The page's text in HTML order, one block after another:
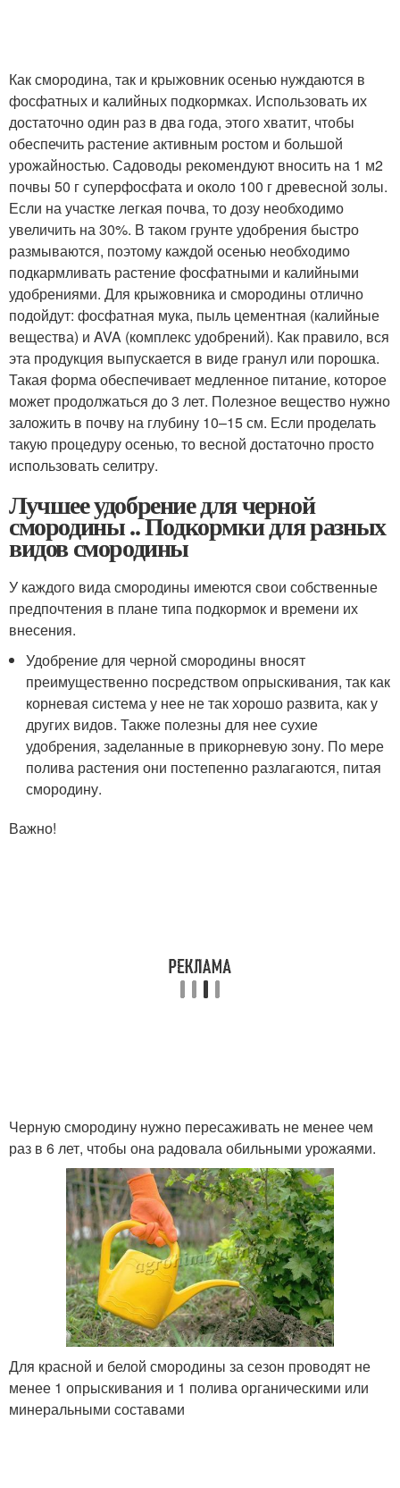
Как смородина, так и крыжовник осенью нуждаются в
фосфатных и калийных подкормках. Использовать их
достаточно один раз в два года, этого хватит, чтобы
обеспечить растение активным ростом и большой
урожайностью. Садоводы рекомендуют вносить на 1 м2
почвы 50 г суперфосфата и около 100 г древесной золы.
Если на участке легкая почва, то дозу необходимо
увеличить на 30%. В таком грунте удобрения быстро
размываются, поэтому каждой осенью необходимо
подкармливать растение фосфатными и калийными
удобрениями. Для крыжовника и смородины отлично
подойдут: фосфатная мука, пыль цементная (калийные
вещества) и AVA (комплекс удобрений). Как правило, вся
эта продукция выпускается в виде гранул или порошка.
Такая форма обеспечивает медленное питание, которое
может продолжаться до 3 лет. Полезное вещество нужно
заложить в почву на глубину 10–15 см. Если проделать
такую процедуру осенью, то весной достаточно просто
использовать селитру.
Лучшее удобрение для черной
смородины .. Подкормки для разных
видов смородины
У каждого вида смородины имеются свои собственные
предпочтения в плане типа подкормок и времени их
внесения.
Удобрение для черной смородины вносят
преимущественно посредством опрыскивания, так как
корневая система у нее не так хорошо развита, как у
других видов. Также полезны для нее сухие
удобрения, заделанные в прикорневую зону. По мере
полива растения они постепенно разлагаются, питая
смородину.
Важно!
Черную смородину нужно пересаживать не менее чем
раз в 6 лет, чтобы она радовала обильными урожаями.
Для красной и белой смородины за сезон проводят не
менее 1 опрыскивания и 1 полива органическими или
минеральными составами